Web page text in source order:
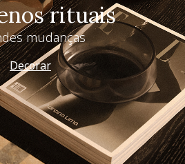
rituais
mudanças
Decorar